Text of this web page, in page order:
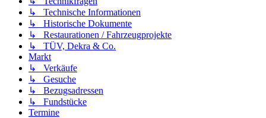
↳ Technische Informationen
↳ Historische Dokumente
↳ Restaurationen / Fahrzeugprojekte
↳ TÜV, Dekra & Co.
Markt
↳ Verkäufe
↳ Gesuche
↳ Bezugsadressen
↳ Fundstücke
Termine